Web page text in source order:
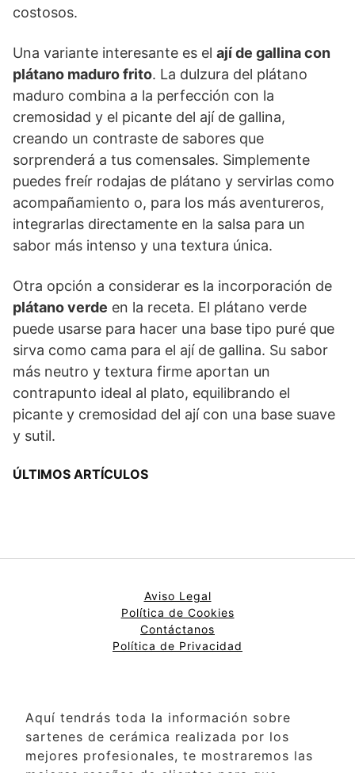
costosos.
Una variante interesante es el ají de gallina con
plátano maduro frito. La dulzura del plátano
maduro combina a la perfección con la
cremosidad y el picante del ají de gallina,
creando un contraste de sabores que
sorprenderá a tus comensales. Simplemente
puedes freír rodajas de plátano y servirlas como
acompañamiento o, para los más aventureros,
integrarlas directamente en la salsa para un
sabor más intenso y una textura única.
Otra opción a considerar es la incorporación de
plátano verde en la receta. El plátano verde
puede usarse para hacer una base tipo puré que
sirva como cama para el ají de gallina. Su sabor
más neutro y textura firme aportan un
contrapunto ideal al plato, equilibrando el
picante y cremosidad del ají con una base suave
y sutil.
ÚLTIMOS ARTÍCULOS
Aviso Legal
Política de Cookies
Contáctanos
Política de Privacidad
Aquí tendrás toda la información sobre
sartenes de cerámica realizada por los
mejores profesionales, te mostraremos las